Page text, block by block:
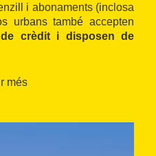
i abonaments (inclosa
urbans també accepten
crèdit i disposen de
, amb una estructura
més